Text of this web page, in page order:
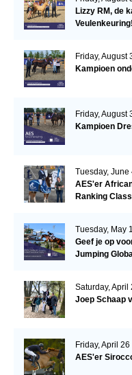
Lizzy RM, de
Veulenkeuring!
Friday, August
Kampioen
Friday, August
Kampioen
Tuesday, June
AES'er
Ranking
Tuesday, May
Geef je op
Jumping
Saturday, April
Joep Schaap
Friday, April 26
AES'er